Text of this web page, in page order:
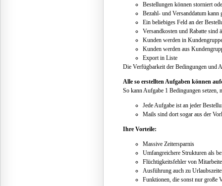
Bestellungen können storniert
Bezahl- und Versanddatum kann
Ein beliebiges Feld an der
Versandkosten und Rabatte sind
Kunden werden in
Kunden werden aus
Export in Liste
Die Verfügbarkeit der Bedingungen und
Alle so erstellten Aufgaben können
So kann Aufgabe 1 Bedingungen setzen,
Jede Aufgabe ist an jeder
Mails sind dort sogar aus der
Ihre Vorteile:
Massive Zeitersparnis
Umfangreichere Strukturen als
Flüchtigkeitsfehler von
Ausführung auch zu
Funktionen, die sonst nur große